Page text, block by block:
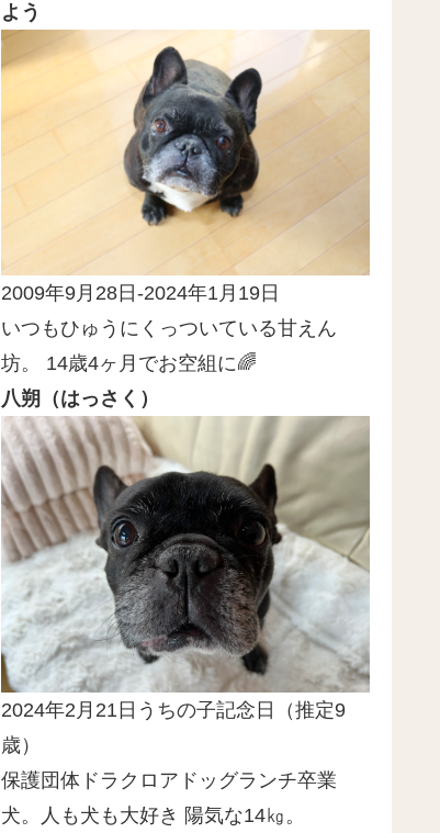
よう
2009年9月28日-2024年1月19日
いつもひゅうにくっついている甘えん
坊。 14歳4ヶ月でお空組に🌈
八朔（はっさく）
2024年2月21日うちの子記念日（推定9
歳）
保護団体ドラクロアドッグランチ卒業
犬。人も犬も大好き 陽気な14㎏。